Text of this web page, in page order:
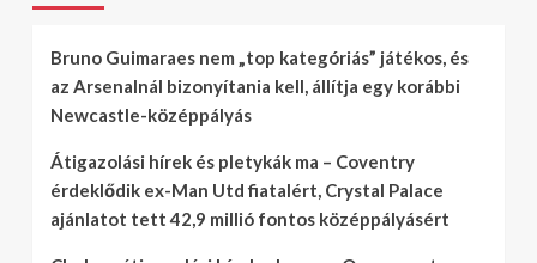
Bruno Guimaraes nem „top kategóriás” játékos, és
az Arsenalnál bizonyítania kell, állítja egy korábbi
Newcastle-középpályás
Átigazolási hírek és pletykák ma – Coventry
érdeklődik ex-Man Utd fiatalért, Crystal Palace
ajánlatot tett 42,9 millió fontos középpályásért